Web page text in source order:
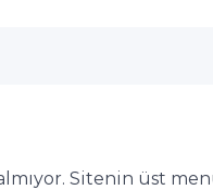
Sitenin üst